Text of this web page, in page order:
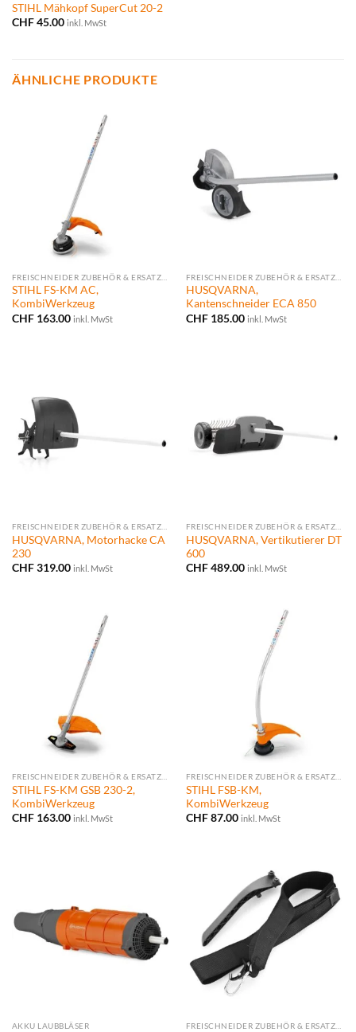
STIHL Mähkopf SuperCut 20-2
CHF45.00 inkl. MwSt
ÄHNLICHE PRODUKTE
STIHL FS-KM AC,
KombiWerkzeug
CHF163.00 inkl. MwSt
HUSQVARNA,
Kantenschneider ECA 850
CHF185.00 inkl. MwSt
HUSQVARNA, Motorhacke CA
230
CHF319.00 inkl. MwSt
HUSQVARNA, Vertikutierer DT
600
CHF489.00 inkl. MwSt
STIHL FS-KM GSB 230-2,
KombiWerkzeug
CHF163.00 inkl. MwSt
STIHL FSB-KM,
KombiWerkzeug
CHF87.00 inkl. MwSt
AKKU LAUBBLÄSER FREISCHNEIDER ZUBEHÖR & ERSATZTEILE